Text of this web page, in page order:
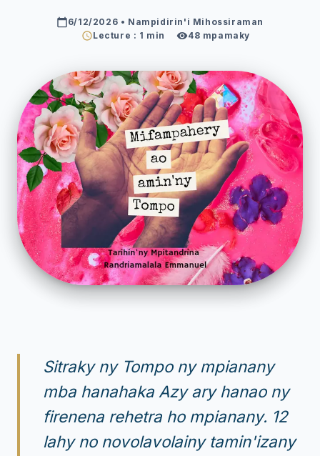
6/12/2026 • Nampidirin'i Mihossiraman
Lecture : 1 min
48 mpamaky
Sitraky ny Tompo ny mpianany
mba hanahaka Azy ary hanao ny
firenena rehetra ho mpianany. 12
lahy no novolavolainy tamin'izany